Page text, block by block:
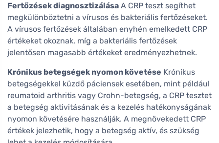
Fertőzések diagnosztizálása A CRP teszt segíthet
megkülönböztetni a vírusos és bakteriális fertőzéseket.
A vírusos fertőzések általában enyhén emelkedett CRP
értékeket okoznak, míg a bakteriális fertőzések
jelentősen magasabb értékeket eredményezhetnek.
Krónikus betegségek nyomon követése Krónikus
betegségekkel küzdő páciensek esetében, mint például
reumatoid arthritis vagy Crohn-betegség, a CRP tesztet
a betegség aktivitásának és a kezelés hatékonyságának
nyomon követésére használják. A megnövekedett CRP
értékek jelezhetik, hogy a betegség aktív, és szükség